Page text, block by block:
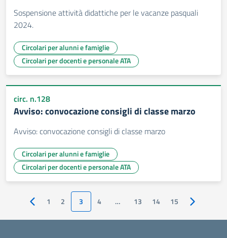
Sospensione attività didattiche per le vacanze pasquali
2024.
Circolari per alunni e famiglie
Circolari per docenti e personale ATA
circ. n.128
Avviso: convocazione consigli di classe marzo
Avviso: convocazione consigli di classe marzo
Circolari per alunni e famiglie
Circolari per docenti e personale ATA
Pagina precedente
1 2 3 4 … 13 14 15 Pagina